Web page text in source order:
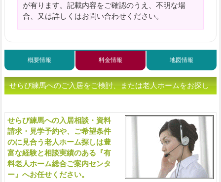
が有ります。記載内容をご確認のうえ、不明な場
合、又は詳しくはお問い合わせください。
概要情報 料金情報 地図情報
せらび練馬へのご入居をご検討、または老人ホームをお探し
せらび練馬への入居相談・資料
請求・見学予約や、ご希望条件
のに見合う老人ホーム探しは豊
富な経験と相談実績のある『有
料老人ホーム総合ご案内センタ
ー』へお任せください。